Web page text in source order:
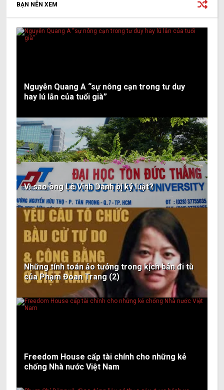
BẠN NÊN XEM
Nguyễn Quang A “sự nông cạn trong tư duy
hay lú lẫn của tuổi già”
Vì sao ông Lê Vinh Danh bị kỷ luật?
Những tính toán ảo tưởng trong kịch bản đi tù
của Phạm Đoan Trang (2)
Freedom House cấp tài chính cho những kẻ
chống Nhà nước Việt Nam